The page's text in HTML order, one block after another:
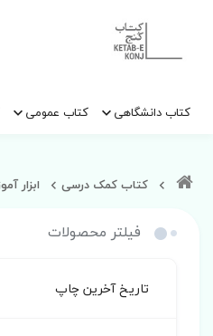
کتاب دانشگاهی کتاب عمومی
کتاب کمک درسی ابزار
فیلتر محصولات
تاریخ آخرین چاپ